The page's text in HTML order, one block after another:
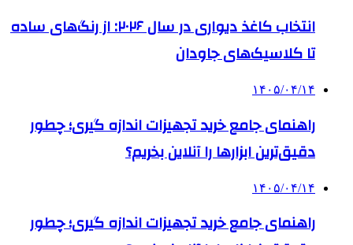
انتخاب کاغذ دیواری در سال ۲۰۲۶: از رنگ‌های ساده
تا کلاسیک‌های جاودان
۱۴۰۵/۰۴/۱۴
راهنمای جامع خرید تجهیزات اندازه گیری؛ چطور
دقیق‌ترین ابزارها را آنلاین بخریم؟
۱۴۰۵/۰۴/۱۴
راهنمای جامع خرید تجهیزات اندازه گیری؛ چطور